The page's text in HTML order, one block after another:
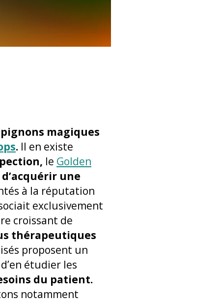
magiques
. Il en existe
le Golden
d’acquérir une
à la réputation
exclusivement
croissant de
thérapeutiques
proposent un
étudier les
du patient.
notamment